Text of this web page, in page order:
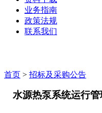
业务指南
政策法规
联系我们
首页 > 招标及采购公告
水源热泵系统运行管